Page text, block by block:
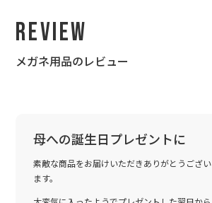
Review
メガネ用品のレビュー
母への誕生日プレゼントに
素敵な商品をお届けいただきありがとうござい
ます。